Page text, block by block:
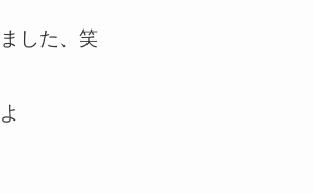
した、笑